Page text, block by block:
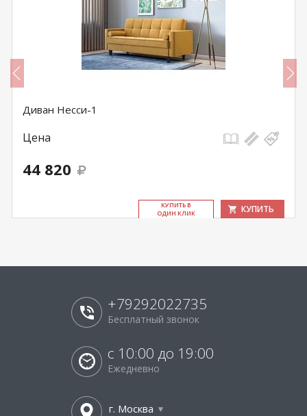
Диван Несси-1
Цена
44 820
КУ­ПИТЬ В
ОДИН КЛИК
КУПИТЬ
+79292022735
Бесплатный звонок
с 10:00 до 19:00
Ежедневно
г. Москва